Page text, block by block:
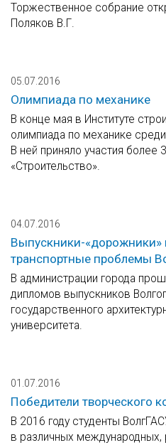
Торжественное собрание
Поляков В.Г.
05.07.2016
Олимпиада по механике
В конце мая в Институте
олимпиада по механике
В ней приняло участия более
«Строительство».
04.07.2016
Выпускники-«дорожники»
транспортные проблемы
В администрации города
дипломов выпускников
государственного
университета.
01.07.2016
Победители творческого
В 2016 году студенты
в различных международных,